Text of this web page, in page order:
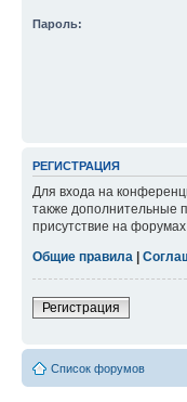
Пароль:
РЕГИСТРАЦИЯ
Для входа на
также дополнительные
присутствие на
Общие правила |
Регистрация
Список форумов